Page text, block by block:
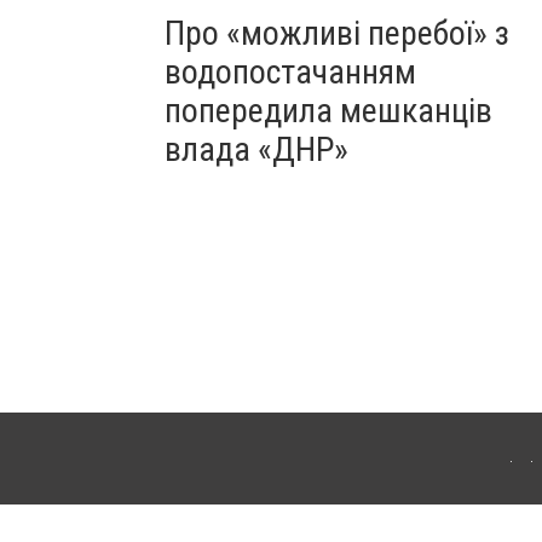
Про «можливі перебої» з
водопостачанням
попередила мешканців
влада «ДНР»